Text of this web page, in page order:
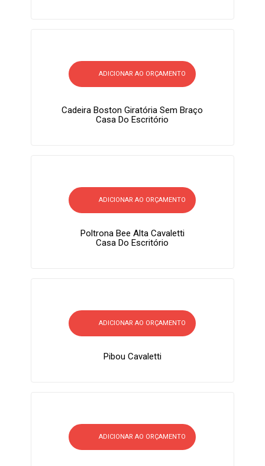
ADICIONAR AO ORÇAMENTO
Cadeira Boston Giratória Sem Braço
Casa Do Escritório
ADICIONAR AO ORÇAMENTO
Poltrona Bee Alta Cavaletti
Casa Do Escritório
ADICIONAR AO ORÇAMENTO
Pibou Cavaletti
ADICIONAR AO ORÇAMENTO